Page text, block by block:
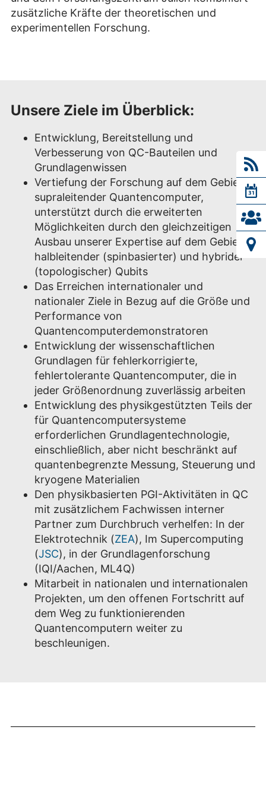
zusätzliche Kräfte der theoretischen und
experimentellen Forschung.
Unsere Ziele im Überblick:
Entwicklung, Bereitstellung und
Verbesserung von QC-Bauteilen und
Grundlagenwissen
Vertiefung der Forschung auf dem Gebiet
supraleitender Quantencomputer,
unterstützt durch die erweiterten
Möglichkeiten durch den gleichzeitigen
Ausbau unserer Expertise auf dem Gebiet
halbleitender (spinbasierter) und hybrider
(topologischer) Qubits
Das Erreichen internationaler und
nationaler Ziele in Bezug auf die Größe und
Performance von
Quantencomputerdemonstratoren
Entwicklung der wissenschaftlichen
Grundlagen für fehlerkorrigierte,
fehlertolerante Quantencomputer, die in
jeder Größenordnung zuverlässig arbeiten
Entwicklung des physikgestützten Teils der
für Quantencomputersysteme
erforderlichen Grundlagentechnologie,
einschließlich, aber nicht beschränkt auf
quantenbegrenzte Messung, Steuerung und
kryogene Materialien
Den physikbasierten PGI-Aktivitäten in QC
mit zusätzlichem Fachwissen interner
Partner zum Durchbruch verhelfen: In der
Elektrotechnik (ZEA), Im Supercomputing
(JSC), in der Grundlagenforschung
(IQI/Aachen, ML4Q)
Mitarbeit in nationalen und internationalen
Projekten, um den offenen Fortschritt auf
dem Weg zu funktionierenden
Quantencomputern weiter zu
beschleunigen.